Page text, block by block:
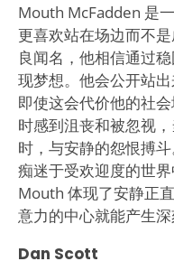
Mouth McFadden 是
更喜欢站在场边而不
良闻名，他相信通过
现梦想。他会公开站
即使这会代价他的社
时感到沮丧和被忽视
时，与安静的怨恨搏
痴迷于受欢迎度的世界
Mouth 体现了安静正
意力的中心就能产生深
Dan Scott